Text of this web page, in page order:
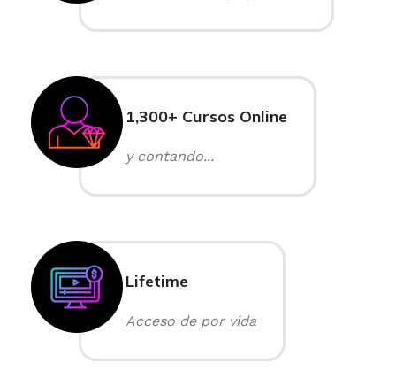
1,300+ Cursos Online
y contando...
Lifetime
Acceso de por vida